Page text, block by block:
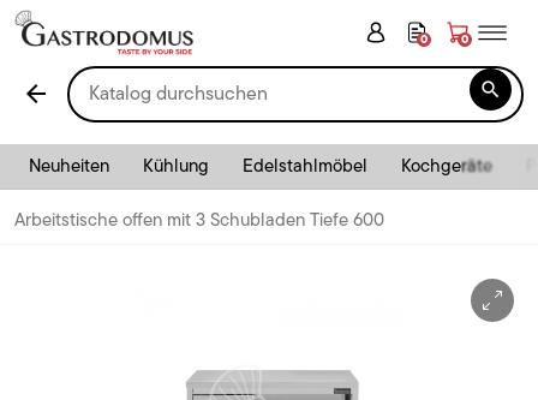
0 0
arrow_back 
Neuheiten Kühlung Edelstahlmöbel Kochgeräte
Arbeitstische offen mit 3 Schubladen Tiefe 600